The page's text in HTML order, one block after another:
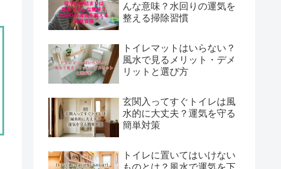
んな意味？水回りの運気を
整える掃除習慣
トイレマットはいらない？
風水で見るメリット・デメ
リットと選び方
玄関入ってすぐトイレは風
水的に大丈夫？運気を守る
簡単対策
トイレに置いてはいけない
ものとは？風水で運気を下